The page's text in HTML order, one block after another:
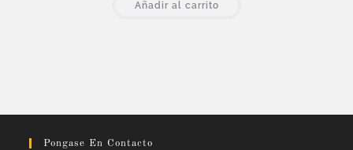
Añadir al carrito
Pongase En Contacto